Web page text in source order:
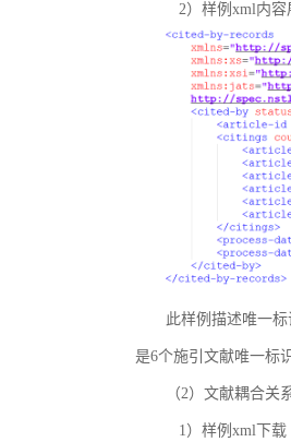
2）样例xml内容
此样例描述唯一标
是6个施引文献唯一标
（2）文献耦合关
1）样例xml下载